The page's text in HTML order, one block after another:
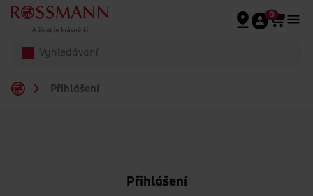
Přeskočit na hlavmní obsah
0
Přihlášení
Přihlášení